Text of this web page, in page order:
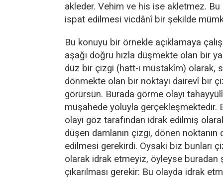
akleder. Vehim ve his ise akletmez.
ispat edilmesi vicdânî bir şekilde
Bu konuyu bir örnekle açıklamaya
aşağı doğru hızla düşmekte olan bir
düz bir çizgi (hatt-ı müstakîm) olarak,
dönmekte olan bir noktayı dairevî bir
görürsün. Burada görme olayı
müşahede yoluyla gerçekleşmektedir.
olayı göz tarafından idrak edilmiş
düşen damlanın çizgi, dönen noktanın
edilmesi gerekirdi. Oysaki biz bunları
olarak idrak etmeyiz, öyleyse buradan
çıkarılması gerekir: Bu olayda idrak